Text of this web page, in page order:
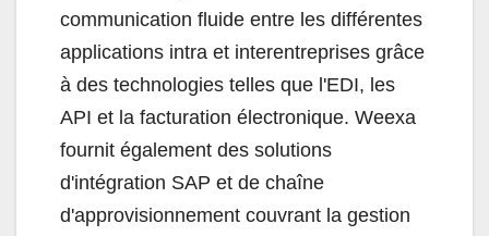
communication fluide entre les différentes
applications intra et interentreprises grâce
à des technologies telles que l'EDI, les
API et la facturation électronique. Weexa
fournit également des solutions
d'intégration SAP et de chaîne
d'approvisionnement couvrant la gestion